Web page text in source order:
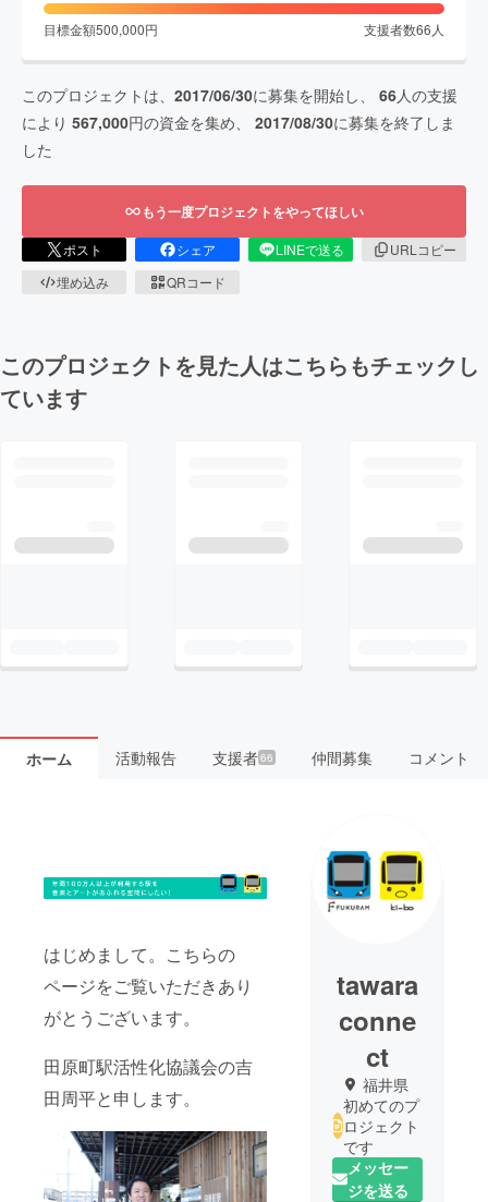
目標金額500,000円 支援者数66 人
このプロジェクトは、 2017/06/30に募集を開始し、 66人の支援
により 567,000円の資金を集め、 2017/08/30に募集を終了しま
した
もう一度プロジェクトをやってほしい
ポスト シェア LINEで送る
URLコピー
埋め込み
QRコード
このプロジェクトを見た人はこちらもチェックし
ています
ホーム 活動報告 支援者66 仲間募集 コメント
はじめまして。こちらの
ページをご覧いただきあり
がとうございます。
田原町駅活性化協議会の吉
田周平と申します。
tawara
conne
ct
福井県
初めてのプ
ロジェクト
です
メッセー
ジを送る